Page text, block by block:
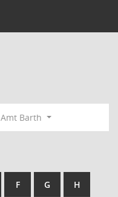
Amt Barth
F G H